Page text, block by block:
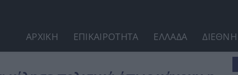
ΑΡΧΙΚΗ ΕΠΙΚΑΙΡΟΤΗΤΑ ΕΛΛΑΔΑ ΔΙΕΘΝΗ